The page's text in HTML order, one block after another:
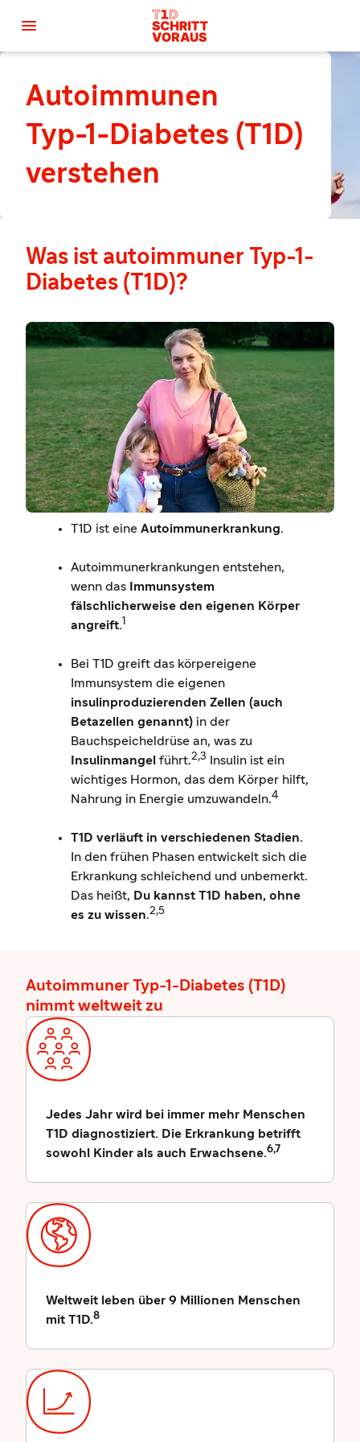

Autoimmunen
Typ-1-Diabetes (T1D)
verstehen
Was ist autoimmuner Typ-1-
Diabetes (T1D)?
T1D ist eine Autoimmunerkrankung.
Autoimmunerkrankungen entstehen,
wenn das
Immunsystem
fälschlicherweise den eigenen Körper
angreift.1
Bei T1D greift das körpereigene
Immunsystem die eigenen
insulinproduzierenden Zellen (auch
Betazellen genannt) in der
Bauchspeicheldrüse an, was zu
Insulinmangel führt.2,3
Insulin ist ein
wichtiges Hormon, das dem Körper hilft,
Nahrung in Energie umzuwandeln.4
T1D verläuft in verschiedenen Stadien.
In den frühen Phasen entwickelt sich die
Erkrankung schleichend und unbemerkt.
Das heißt, Du kannst T1D haben, ohne
es zu wissen.2,5
Autoimmuner Typ-1-Diabetes (T1D)
nimmt weltweit zu
Jedes Jahr wird bei immer mehr Menschen
T1D diagnostiziert. Die Erkrankung betrifft
sowohl Kinder als auch Erwachsene.6,7
Weltweit leben über 9 Millionen Menschen
mit T1D.8